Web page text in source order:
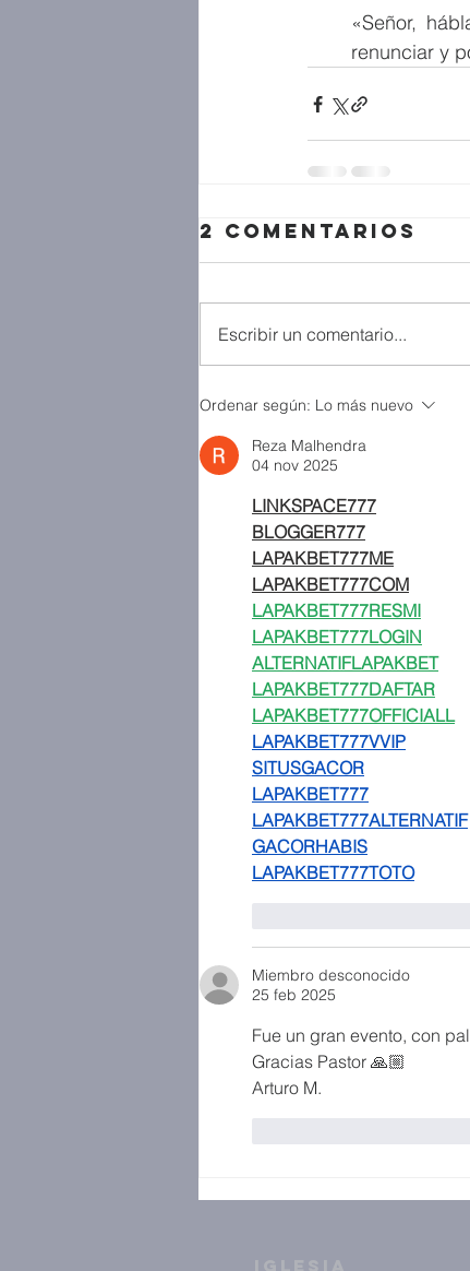
«Señor,
renunciar y
2 comentarios
Escribir un comentario...
Ordenar según: Lo más nuevo
Reza Malhendra
04 nov 2025
LINKSPACE777
BLOGGER777
LAPAKBET777ME
LAPAKBET777COM
LAPAKBET777RESMI
LAPAKBET777LOGIN
ALTERNATIFLAPAKBET
LAPAKBET777DAFTAR
LAPAKBET777OFFICIALL
LAPAKBET777VVIP
SITUSGACOR
LAPAKBET777
LAPAKBET777ALTERNATIF
GACORHABIS
LAPAKBET777TOTO
Miembro desconocido
25 feb 2025
Fue un gran evento, con
Gracias Pastor 🙏🏼
Arturo M.